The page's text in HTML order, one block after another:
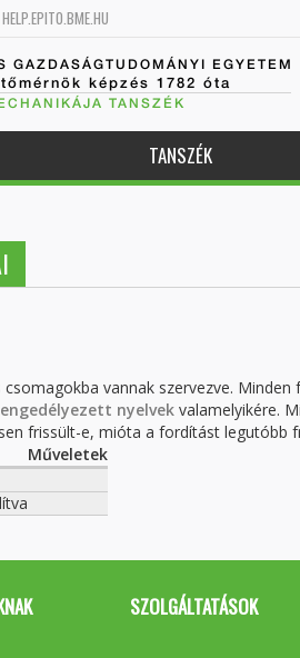
HELP.EPITO.BME.HU
GAZDASÁGTUDOMÁNYI EGYETEM
képzés 1782 óta
TANSZÉK
TANSZÉK
vannak szervezve.
engedélyezett nyelvek valamelyikére.
frissült-e, mióta a fordítást legutóbb
Műveletek
SZOLGÁLTATÁSOK